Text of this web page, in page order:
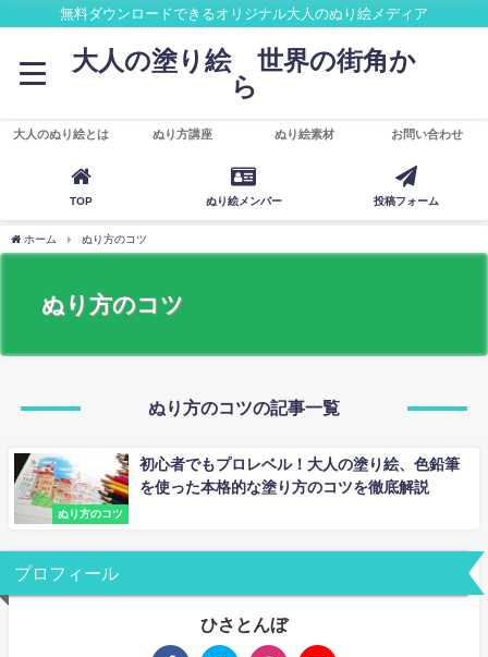
無料ダウンロードできるオリジナル大人のぬり絵メディア
大人の塗り絵 世界の街角か
ら
大人のぬり絵とは ぬり方講座 ぬり絵素材 お問い合わせ
TOP ぬり絵メンバー 投稿フォーム
ホーム ぬり方のコツ
ぬり方のコツ
ぬり方のコツの記事一覧
ぬり方のコツ
初心者でもプロレベル！大人の塗り絵、色鉛筆
を使った本格的な塗り方のコツを徹底解説
プロフィール
ひさとんぼ